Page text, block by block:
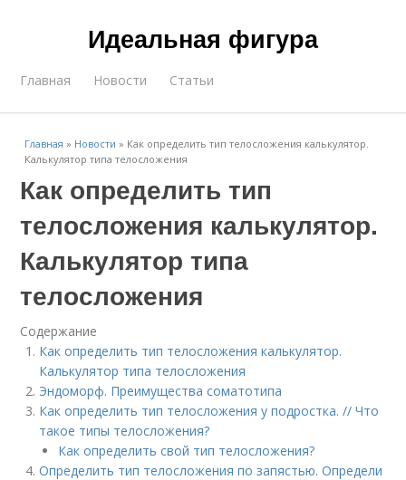
Идеальная фигура
Главная Новости Статьи
Главная » Новости » Как определить тип телосложения калькулятор.
Калькулятор типа телосложения
Как определить тип
телосложения калькулятор.
Калькулятор типа
телосложения
Содержание
Как определить тип телосложения калькулятор.
Калькулятор типа телосложения
Эндоморф. Преимущества соматотипа
Как определить тип телосложения у подростка. // Что
такое типы телосложения?
Как определить свой тип телосложения?
Определить тип телосложения по запястью. Определи